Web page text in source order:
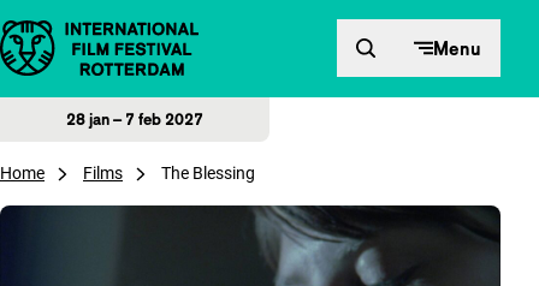
Direct naar inhoud Menu
28 jan – 7 feb 2027
Home Films The Blessing